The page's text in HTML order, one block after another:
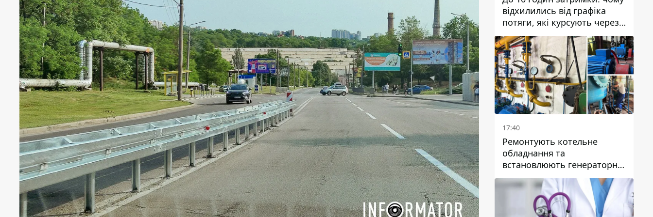
відхилились від графіка
потяги, які курсують через
Дніпро та область
17:40
Ремонтують котельне
обладнання та
встановлюють генераторні
установки: як у Дніпрі
готуються до
опалювального сезону